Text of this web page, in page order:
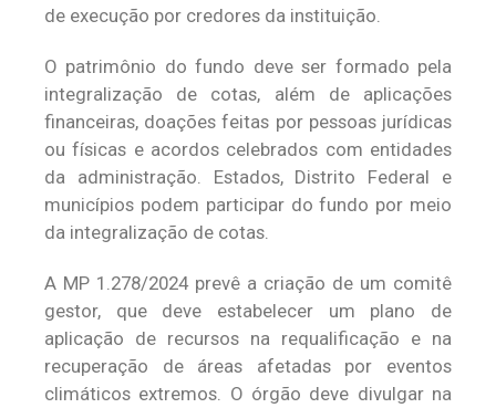
de execução por credores da instituição.
O patrimônio do fundo deve ser formado pela
integralização de cotas, além de aplicações
financeiras, doações feitas por pessoas jurídicas
ou físicas e acordos celebrados com entidades
da administração. Estados, Distrito Federal e
municípios podem participar do fundo por meio
da integralização de cotas.
A MP 1.278/2024 prevê a criação de um comitê
gestor, que deve estabelecer um plano de
aplicação de recursos na requalificação e na
recuperação de áreas afetadas por eventos
climáticos extremos. O órgão deve divulgar na